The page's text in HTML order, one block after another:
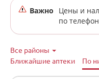
Важно
Цены и
по
Все районы
Ближайшие аптеки
По